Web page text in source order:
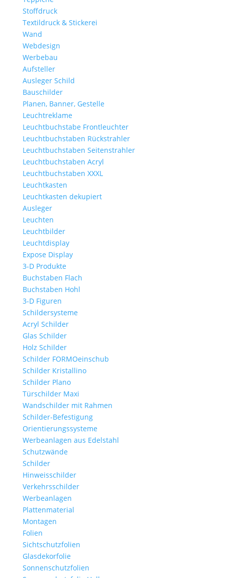
Stoffdruck
Textildruck & Stickerei
Wand
Webdesign
Werbebau
Aufsteller
Ausleger Schild
Bauschilder
Planen, Banner, Gestelle
Leuchtreklame
Leuchtbuchstabe Frontleuchter
Leuchtbuchstaben Rückstrahler
Leuchtbuchstaben Seitenstrahler
Leuchtbuchstaben Acryl
Leuchtbuchstaben XXXL
Leuchtkasten
Leuchtkasten dekupiert
Ausleger
Leuchten
Leuchtbilder
Leuchtdisplay
Expose Display
3-D Produkte
Buchstaben Flach
Buchstaben Hohl
3-D Figuren
Schildersysteme
Acryl Schilder
Glas Schilder
Holz Schilder
Schilder FORMOeinschub
Schilder Kristallino
Schilder Plano
Türschilder Maxi
Wandschilder mit Rahmen
Schilder-Befestigung
Orientierungssysteme
Werbeanlagen aus Edelstahl
Schutzwände
Schilder
Hinweisschilder
Verkehrsschilder
Werbeanlagen
Plattenmaterial
Montagen
Folien
Sichtschutzfolien
Glasdekorfolie
Sonnenschutzfolien